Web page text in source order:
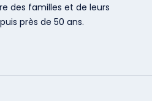
des familles et de leurs
près de 50 ans.